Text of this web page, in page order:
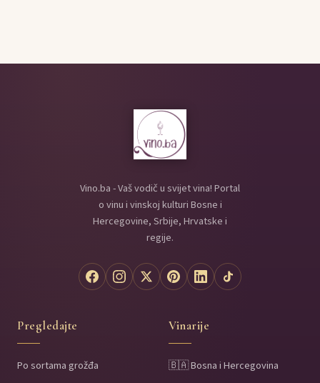
Vino.ba - Vaš vodič u svijet vina! Portal
o vinu i vinskoj kulturi Bosne i
Hercegovine, Srbije, Hrvatske i
regije.
Pregledajte
Po sortama grožđa
Vinarije
🇧🇦 Bosna i Hercegovina